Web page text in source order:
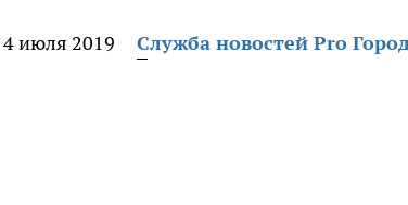
4 июля 2019
Служба новостей Pro